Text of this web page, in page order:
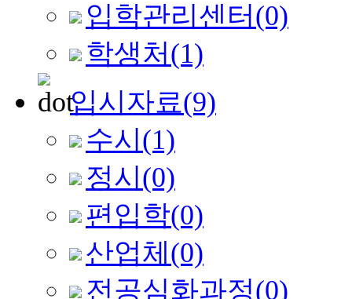
입학관리센터 (0)
학생처 (1)
입시자료(9)
수시 (1)
정시 (0)
편입학(0)
산업체 (0)
전공심화과정(0)